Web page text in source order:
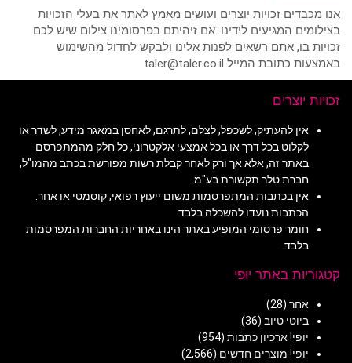
אנו מכבדים זכויות יוצרים ועושים מאמץ לאתר את בעלי הזכויות
בצילומים המגיעים לידינו. אם זיהיתם בפרסומינו צילום שיש לכם
זכויות בו, אתם רשאים לפנות אלינו ולבקש לחדול מהשימוש
באמצעות כתובת המייל taler@taler.co.il
זכויות יוצרים
אין להעתיק, לשכפל, לצלם, לתרגם, לאחסן במאגר מידע, לשדר או
לקלוט בכל דרך או בכל אמצעי אלקטרוני, כל חלק מהמתפרסם
באתר זה, אלא אך ורק לאחר קבלת רשות מפורשת בכתב מהמו"ל,
חברת טלר תקשורת בע"מ.
אין בכתבות המתפרסמות משום ייעוץ רפואי, קוסמטי או אחר.
הכתבות נועדו להשכלה בלבד.
חומר פרסומי המופיע באתר הינו באחריות החברות המפרסמות
בלבד.
קטגוריות באתר יופי
אחר (28)
ביוטי טיוב (36)
יופי! ארכיון כתבות (954)
יופי! מוצרים חדשים (2,566)